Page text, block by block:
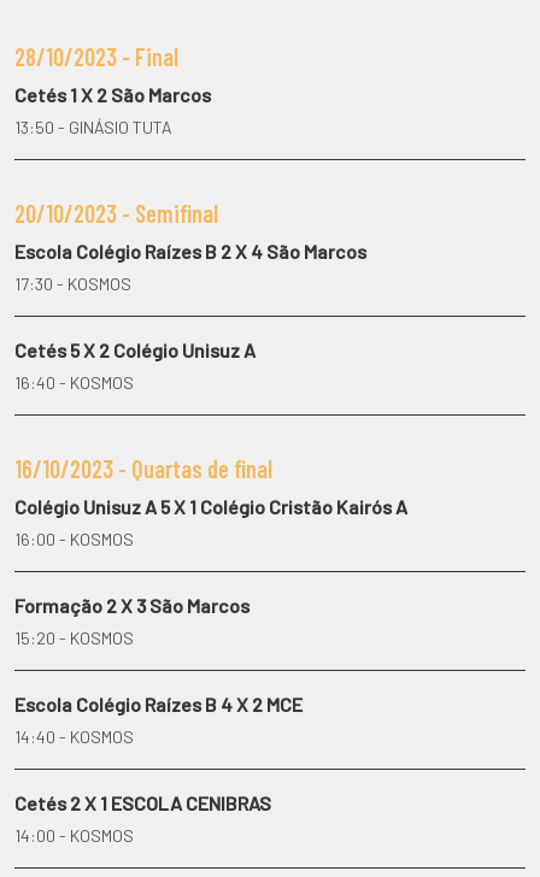
28/10/2023 - Final
Cetés 1 X 2 São Marcos
13:50 - GINÁSIO TUTA
20/10/2023 - Semifinal
Escola Colégio Raízes B 2 X 4 São Marcos
17:30 - KOSMOS
Cetés 5 X 2 Colégio Unisuz A
16:40 - KOSMOS
16/10/2023 - Quartas de final
Colégio Unisuz A 5 X 1 Colégio Cristão Kairós A
16:00 - KOSMOS
Formação 2 X 3 São Marcos
15:20 - KOSMOS
Escola Colégio Raízes B 4 X 2 MCE
14:40 - KOSMOS
Cetés 2 X 1 ESCOLA CENIBRAS
14:00 - KOSMOS